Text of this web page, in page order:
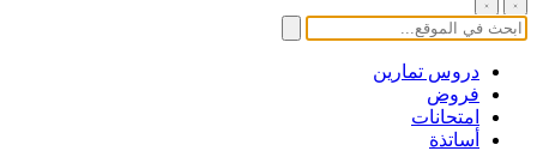
دروس تمارين
فروض
امتحانات
أساتذة